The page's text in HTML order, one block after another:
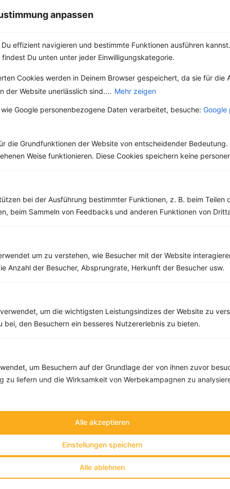
anpassen
effizient navigieren und bestimmte Funktionen ausführen
Du unten unter jeder Einwilligungskategorie.
Cookies werden in Deinem Browser gespeichert, da sie für die
der Website unerlässlich sind.... Mehr zeigen
Google personenbezogene Daten verarbeitet, besuche: Google
die Grundfunktionen der Website von entscheidender Bedeutung.
Weise funktionieren. Diese Cookies speichern keine
bei der Ausführung bestimmter Funktionen, z. B. beim Teilen
beim Sammeln von Feedbacks und anderen Funktionen von
um zu verstehen, wie Besucher mit der Website
Anzahl der Besucher, Absprungrate, Herkunft der Besucher usw.
um die wichtigsten Leistungsindizes der Website zu
bei, den Besuchern ein besseres Nutzererlebnis zu bieten.
um Besuchern auf der Grundlage der von ihnen zuvor
zu liefern und die Wirksamkeit von Werbekampagnen zu
Alle ablehnen
Einstellungen speichern
Alle akzeptieren
Baum in mehreren
Weitere Vegetarische Rezepte
‹ ›
Kalorien: 668 kcal
Fett:15 g
‹ ›
Fett:18 g
Eiweiß: 30 g